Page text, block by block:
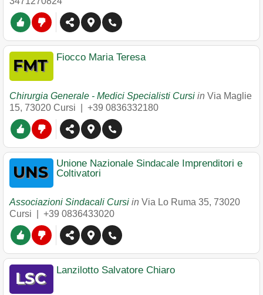
Fiocco Maria Teresa
Chirurgia Generale - Medici Specialisti Cursi in Via Maglie
15, 73020 Cursi +39 0836332180
Unione Nazionale Sindacale Imprenditori e
Coltivatori
Associazioni Sindacali Cursi in Via Lo Ruma 35, 73020
Cursi
+39 0836433020
Lanzilotto Salvatore Chiaro